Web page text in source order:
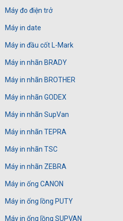
Máy đo điện trở
Máy in date
Máy in đầu cốt L-Mark
Máy in nhãn BRADY
Máy in nhãn BROTHER
Máy in nhãn GODEX
Máy in nhãn SupVan
Máy in nhãn TEPRA
Máy in nhãn TSC
Máy in nhãn ZEBRA
Máy in ống CANON
Máy in ống lồng PUTY
Máy in ống lồng SUPVAN